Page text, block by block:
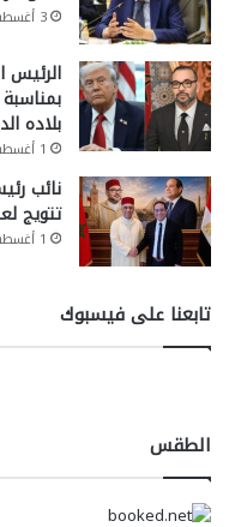
3 أغسطس، 2026
بلاده
1 أغسطس، 2026
نائب
تتويج
1 أغسطس، 2026
تابعنا على فيسبوك
الطقس